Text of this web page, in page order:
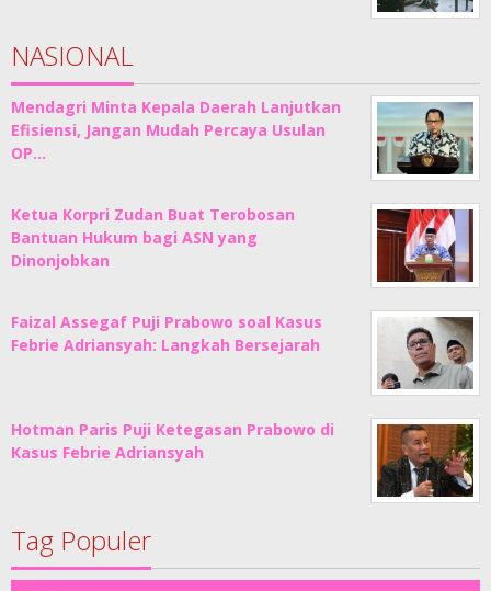
NASIONAL
Mendagri Minta Kepala Daerah Lanjutkan
Efisiensi, Jangan Mudah Percaya Usulan
OP…
Ketua Korpri Zudan Buat Terobosan
Bantuan Hukum bagi ASN yang
Dinonjobkan
Faizal Assegaf Puji Prabowo soal Kasus
Febrie Adriansyah: Langkah Bersejarah
Hotman Paris Puji Ketegasan Prabowo di
Kasus Febrie Adriansyah
Tag Populer